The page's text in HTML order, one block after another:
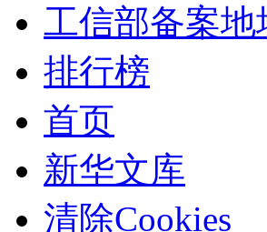
工信部备案地
排行榜
首页
新华文库
清除Cookies